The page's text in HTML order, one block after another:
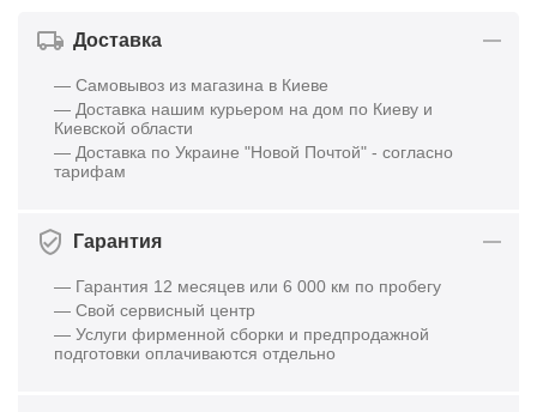
Доставка
— Самовывоз из магазина в Киеве
— Доставка нашим курьером на дом по Киеву и
Киевской области
— Доставка по Украине "Новой Почтой" - согласно
тарифам
Гарантия
— Гарантия 12 месяцев или 6 000 км по пробегу
— Свой сервисный центр
— Услуги фирменной сборки и предпродажной
подготовки оплачиваются отдельно